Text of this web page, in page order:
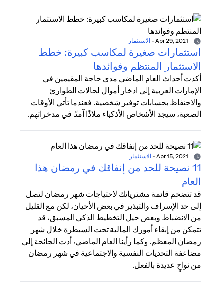
- الاستثمار
استثمارات صغيرة لمكاسب كبيرة: خطط
الاستثمار المنتظم وفوائدها
أكدت أحداث العام الماضي مدى حاجة المقيمين في
الإمارات العربية إلى ادخار أموال لحالات الطوارئ
والاحتفاظ بحسابات توفير شخصية. فعندما تأتي الأوقات
الصعبة، سيجد الأشخاص الأذكياء ملاذًا آمنًا في مدخراتهم.
- الاستثمار
11 نصيحة للحد من إنفاقك في رمضان هذا
العام
قد تتضخم قائمة مشترياتك لاحتياجات شهر رمضان لتصل
إلى حد الإسراف والتبذير في بعض الأحيان، لكن مع القليل
من الانضباط وبعض حيل التخطيط الذكي المسبق، قد
تتمكن من إبقاء أمورك المالية تحت السيطرة خلال شهر
رمضان المعظم. وكما رأينا العام الماضي، أدت الجائحة إلى
مضاعفة التحديات النفسية والاجتماعية في شهر رمضان
من نواحٍ عديدة بالفعل.